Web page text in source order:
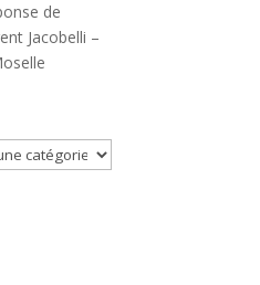
de
Jacobelli –